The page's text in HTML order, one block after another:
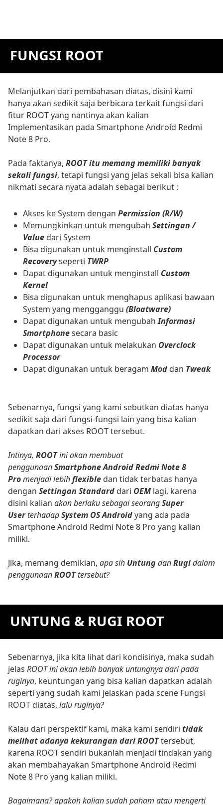
FUNGSI ROOT
Melanjutkan dari pembahasan diatas, disini kami
hanya akan sedikit saja berbicara terkait fungsi dari
fitur ROOT yang nantinya akan kalian
Implementasikan pada Smartphone Android Redmi
Note 8 Pro.
Pada faktanya, ROOT itu memang memiliki banyak
sekali fungsi, tetapi fungsi yang jelas sekali bisa kalian
nikmati secara nyata adalah sebagai berikut :
Akses ke System dengan Permission (R/W)
Memungkinkan untuk mengubah Settingan /
Value dari System
Bisa digunakan untuk menginstall Custom
Recoveryseperti TWRP
Dapat digunakan untuk menginstall Custom
Kernel
Bisa digunakan untuk menghapus aplikasi bawaan
System yang mengganggu (Bloatware)
Dapat digunakan untuk mengubahInformasi
Smartphonesecara basic
Dapat digunakan untuk melakukan Overclock
Processor
Dapat digunakan untuk beragam Mod dan Tweak
Sebenarnya, fungsi yang kami sebutkan diatas hanya
sedikit saja dari fungsi-fungsi lain yang bisa kalian
dapatkan dari akses ROOT tersebut.
Intinya, ROOTini akan membuat
penggunaanSmartphone Android Redmi Note 8
Promenjadi lebihflexible dan tidak terbatas hanya
dengan Settingan Standard dari OEM lagi, karena
disini kalian akan berlaku sebagai seorangSuper
UserterhadapSystem OS Androidyang ada pada
Smartphone Android Redmi Note 8 Pro yang kalian
miliki.
Jika, memang demikian, apa sih UntungdanRugidalam
penggunaanROOTtersebut?
UNTUNG & RUGI ROOT
Sebenarnya, jika kita lihat dari kondisinya, maka sudah
jelas ROOT ini akan lebih banyak untungnya dari pada
ruginya, keuntungan yang bisa kalian dapatkan adalah
seperti yang sudah kami jelaskan pada scene Fungsi
ROOT diatas, lalu ruginya?
Kalau dari perspektif kami, maka kami sendiri tidak
melihat adanya kekurangan dari ROOTtersebut,
karena ROOT sendiri bukanlah menjadi tindakan yang
akan membahayakan Smartphone Android Redmi
Note 8 Pro yang kalian miliki.
Bagaimana? apakah kalian sudah paham atau mengerti